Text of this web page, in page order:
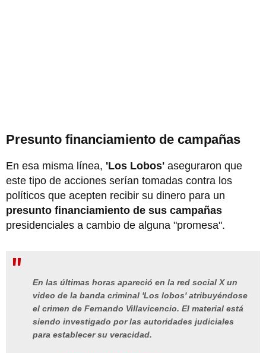
Presunto financiamiento de campañas
En esa misma línea, 'Los Lobos' aseguraron que
este tipo de acciones serían tomadas contra los
políticos que acepten recibir su dinero para un
presunto financiamiento de sus campañas
presidenciales a cambio de alguna "promesa".
En las últimas horas apareció en la red social X un
video de la banda criminal 'Los lobos' atribuyéndose
el crimen de Fernando Villavicencio. El material está
siendo investigado por las autoridades judiciales
para establecer su veracidad.